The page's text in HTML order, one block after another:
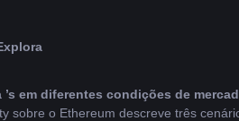
’s em diferentes condições de
sobre o Ethereum descreve três